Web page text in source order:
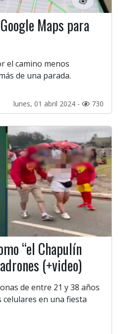
Maps para
el camino menos
de una parada.
lunes, 01 abril 2024 - 730
“el Chapulín
(+video)
de entre 21 y 38 años
en una fiesta